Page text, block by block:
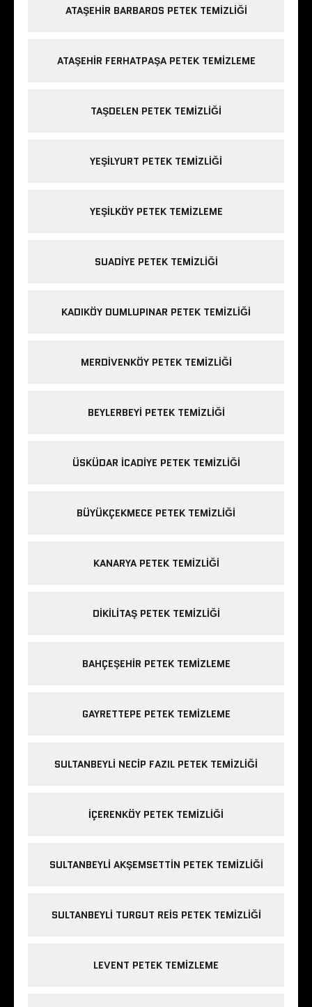
ATAŞEHIR BARBAROS PETEK TEMIZLIĞI
ATAŞEHIR FERHATPAŞA PETEK TEMIZLEME
TAŞDELEN PETEK TEMIZLIĞI
YEŞILYURT PETEK TEMIZLIĞI
YEŞILKÖY PETEK TEMIZLEME
SUADIYE PETEK TEMIZLIĞI
KADIKÖY DUMLUPINAR PETEK TEMIZLIĞI
MERDIVENKÖY PETEK TEMIZLIĞI
BEYLERBEYI PETEK TEMIZLIĞI
ÜSKÜDAR ICADIYE PETEK TEMIZLIĞI
BÜYÜKÇEKMECE PETEK TEMIZLIĞI
KANARYA PETEK TEMIZLIĞI
DIKILITAŞ PETEK TEMIZLIĞI
BAHÇEŞEHIR PETEK TEMIZLEME
GAYRETTEPE PETEK TEMIZLEME
SULTANBEYLI NECIP FAZIL PETEK TEMIZLIĞI
IÇERENKÖY PETEK TEMIZLIĞI
SULTANBEYLI AKŞEMSETTIN PETEK TEMIZLIĞI
SULTANBEYLI TURGUT REIS PETEK TEMIZLIĞI
LEVENT PETEK TEMIZLEME